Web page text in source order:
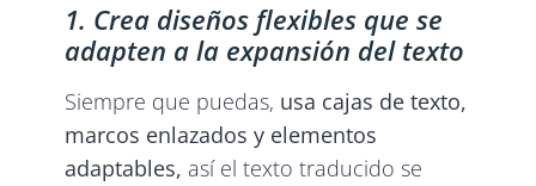
1. Crea diseños flexibles que se
adapten a la expansión del texto
Siempre que puedas, usa cajas de texto,
marcos enlazados y elementos
adaptables, así el texto traducido se